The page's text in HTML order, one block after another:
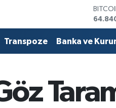
GRAM
Transpoze Banka ve